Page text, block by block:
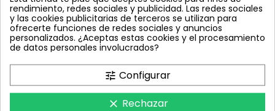
rendimiento, redes sociales y publicidad. Las redes sociales
y las cookies publicitarias de terceros se utilizan para
ofrecerte funciones de redes sociales y anuncios
personalizados. ¿Aceptas estas cookies y el procesamiento
de datos personales involucrados?
tune Configurar
clear Rechazar